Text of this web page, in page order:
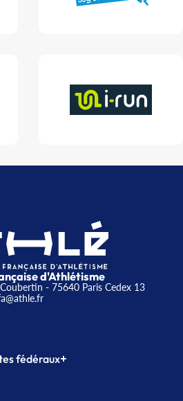
d'Athlétisme
- 75640 Paris Cedex 13
fédéraux+